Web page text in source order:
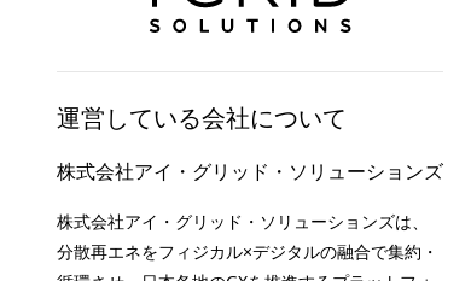
運営している会社について
株式会社アイ・グリッド・ソリューションズ
株式会社アイ・グリッド・ソリューションズは、
分散再エネをフィジカル×デジタルの融合で集約・